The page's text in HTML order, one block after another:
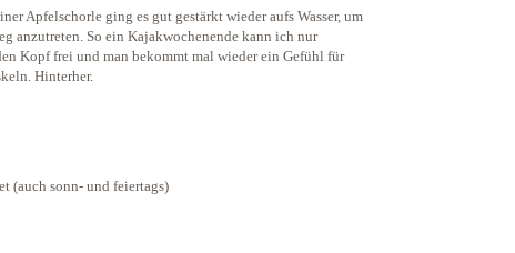
Apfelschorle ging es gut gestärkt wieder aufs Wasser, um
anzutreten. So ein Kajakwochenende kann ich nur
Kopf frei und man bekommt mal wieder ein Gefühl für
Hinterher.
(auch sonn- und feiertags)